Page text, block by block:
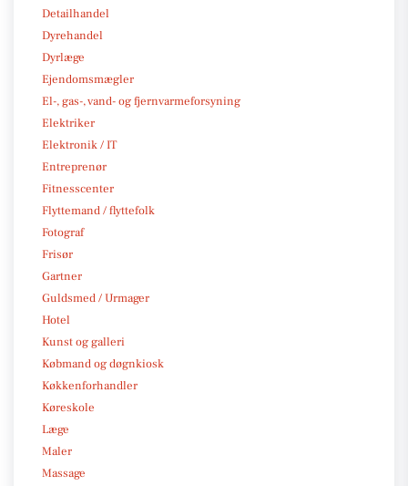
Detailhandel
Dyrehandel
Dyrlæge
Ejendomsmægler
El-, gas-, vand- og fjernvarmeforsyning
Elektriker
Elektronik / IT
Entreprenør
Fitnesscenter
Flyttemand / flyttefolk
Fotograf
Frisør
Gartner
Guldsmed / Urmager
Hotel
Kunst og galleri
Købmand og døgnkiosk
Køkkenforhandler
Køreskole
Læge
Maler
Massage